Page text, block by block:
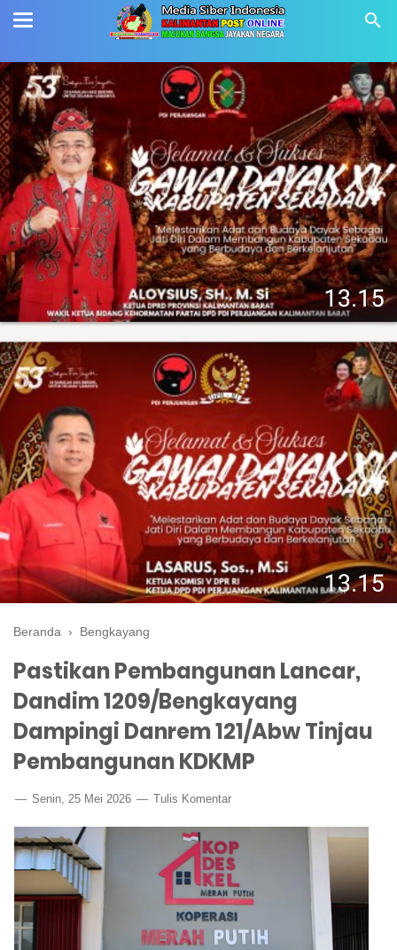
Beranda › Bengkayang
Pastikan Pembangunan Lancar,
Dandim 1209/Bengkayang
Dampingi Danrem 121/Abw Tinjau
Pembangunan KDKMP
Senin, 25 Mei 2026 Tulis Komentar